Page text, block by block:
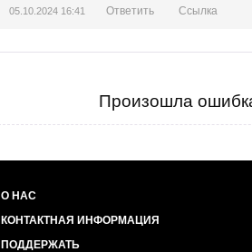
05.10.2024 16:41 Ответить Ссылка
Произошла
О НАС
КОНТАКТНАЯ ИНФОРМАЦИЯ
ПОДДЕРЖАТЬ